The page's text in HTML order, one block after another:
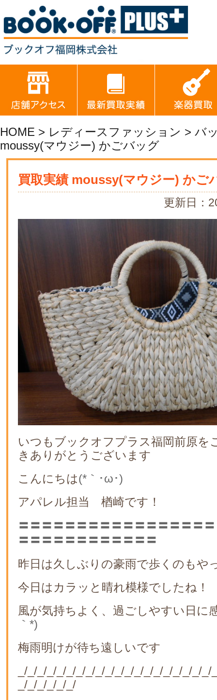
HOME > レディースファッション > バ
moussy(マウジー) かごバッグ
買取実績 moussy(マウジー) かご
更新日：
いつもブックオフプラス福岡前原を
きありがとうございます
こんにちは(*｀･ω･)ゞ
アパレル担当 楢崎です！
〓〓〓〓〓〓〓〓〓〓〓〓〓〓〓〓
〓〓〓〓〓〓〓〓〓〓〓〓
昨日は久しぶりの豪雨で歩くのもや
今日はカラッと晴れ模様でしたね！
風が気持ちよく、過ごしやすい日に
｀*)
梅雨明けが待ち遠しいです
_/_/_/_/_/_/_/_/_/_/_/_/_/_/_/_/_/_/_/
_/_/_/_/_/_/